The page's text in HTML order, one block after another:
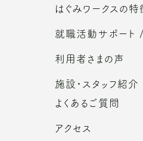
はぐみワークスの特
就職活動サポート
利用者さまの声
施設・スタッフ紹介
よくあるご質問
アクセス